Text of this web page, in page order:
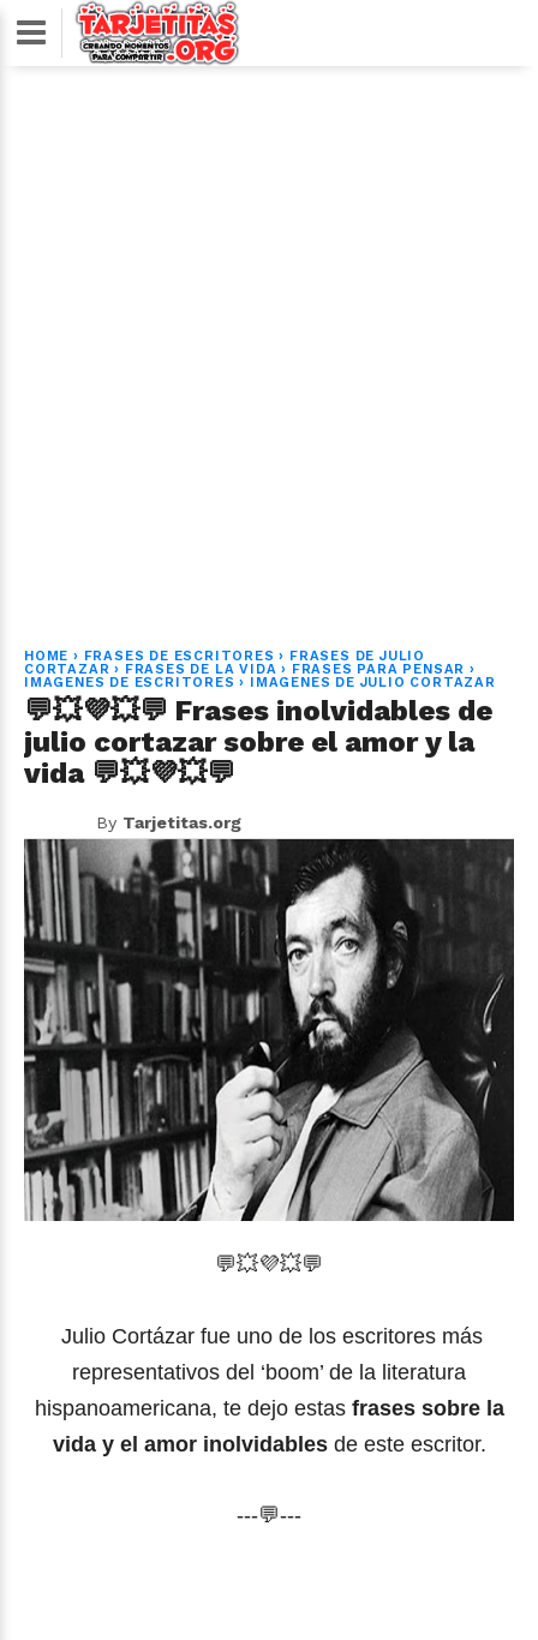
HOME › FRASES DE ESCRITORES › FRASES DE JULIO
CORTAZAR › FRASES DE LA VIDA › FRASES PARA PENSAR ›
IMAGENES DE ESCRITORES › IMAGENES DE JULIO CORTAZAR
💬💥💜💥💬 Frases inolvidables de
julio cortazar sobre el amor y la
vida 💬💥💜💥💬
By Tarjetitas.org
💬💥💜💥💬
Julio Cortázar fue uno de los escritores más
representativos del ‘boom’ de la literatura
hispanoamericana, te dejo estasfrases sobre la
vida y el amor inolvidablesde este escritor.
---💬---